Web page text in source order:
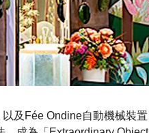
及Fée Ondine自動機械裝